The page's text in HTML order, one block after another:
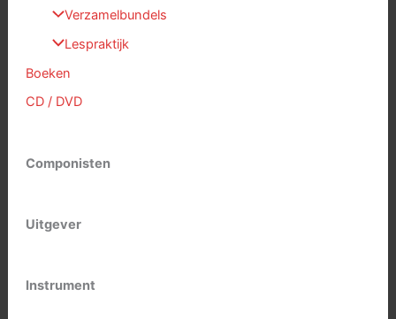
Verzamelbundels
Lespraktijk
Boeken
CD / DVD
Componisten
Uitgever
Instrument